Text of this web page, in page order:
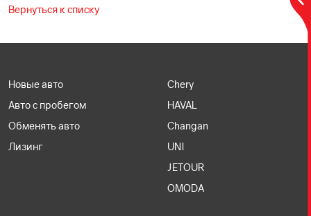
Вернуться к списку
Новые авто
Авто с пробегом
Обменять авто
Лизинг
Chery
HAVAL
Changan
UNI
JETOUR
OMODA